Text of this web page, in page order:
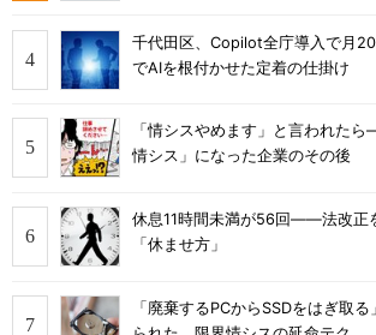
千代田区、Copilot全庁導入で月
でAIを根付かせた定着の仕掛け
「情シスやめます」と言われた
情シス」になった企業のその後
休息11時間未満が56回――法改正
「休ませ方」
「廃棄するPCからSSDをはぎ取